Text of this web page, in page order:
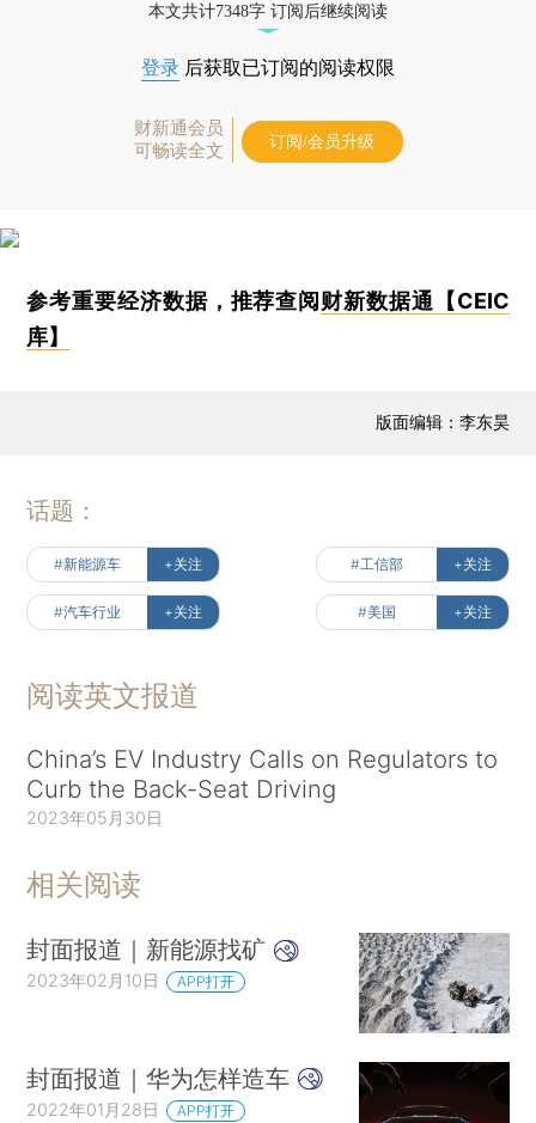
本文共计7348字 订阅后继续阅读
登录 后获取已订阅的阅读权限
财新通会员
可畅读全文
订阅/会员升级
参考重要经济数据，推荐查阅财新数据通【CEIC
库】
版面编辑：李东昊
话题：
#新能源车 +关注 #工信部 +关注
#汽车行业 +关注 #美国 +关注
阅读英文报道
China’s EV Industry Calls on Regulators to
Curb the Back-Seat Driving
2023年05月30日
相关阅读
封面报道｜新能源找矿
2023年02月10日 APP打开
封面报道｜华为怎样造车
2022年01月28日 APP打开